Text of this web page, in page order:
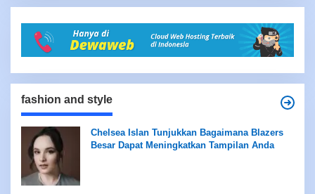
fashion and style
Chelsea Islan Tunjukkan Bagaimana Blazers
Besar Dapat Meningkatkan Tampilan Anda